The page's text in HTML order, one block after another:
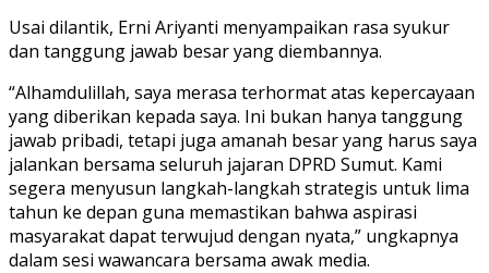
Usai dilantik, Erni Ariyanti menyampaikan rasa syukur
dan tanggung jawab besar yang diembannya.
“Alhamdulillah, saya merasa terhormat atas kepercayaan
yang diberikan kepada saya. Ini bukan hanya tanggung
jawab pribadi, tetapi juga amanah besar yang harus saya
jalankan bersama seluruh jajaran DPRD Sumut. Kami
segera menyusun langkah-langkah strategis untuk lima
tahun ke depan guna memastikan bahwa aspirasi
masyarakat dapat terwujud dengan nyata,” ungkapnya
dalam sesi wawancara bersama awak media.